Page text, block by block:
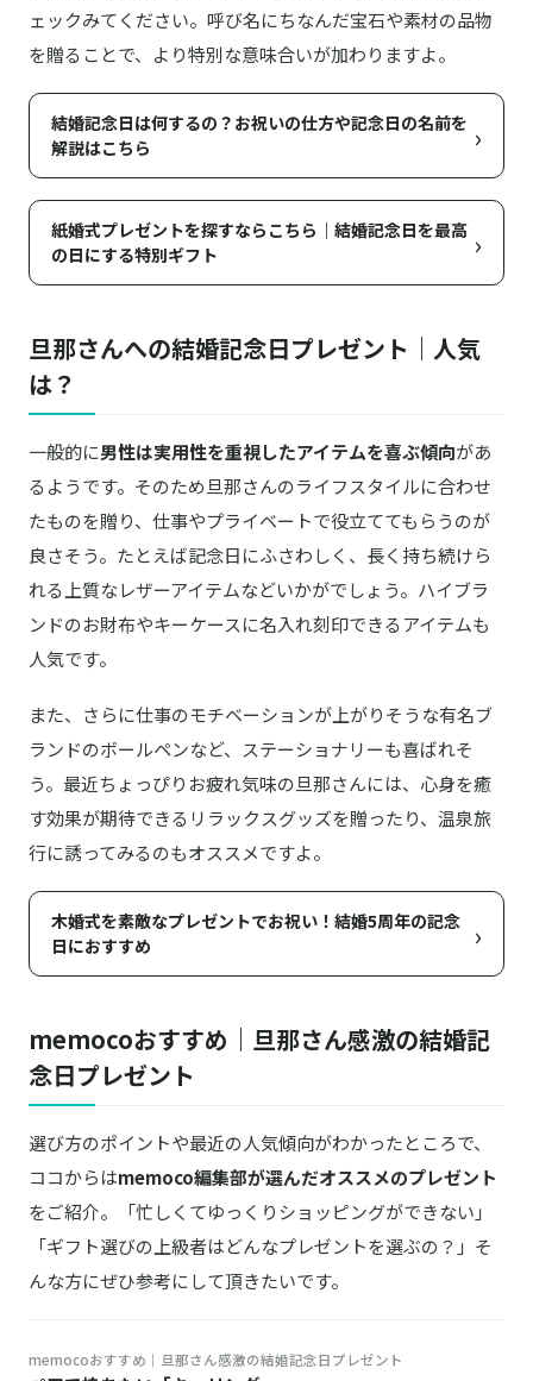
ェックみてください。呼び名にちなんだ宝石や素材の品物
を贈ることで、より特別な意味合いが加わりますよ。
結婚記念日は何するの？お祝いの仕方や記念日の名前を
解説はこちら
›
紙婚式プレゼントを探すならこちら｜結婚記念日を最高
の日にする特別ギフト
›
旦那さんへの結婚記念日プレゼント｜人気
は？
一般的に男性は実用性を重視したアイテムを喜ぶ傾向があ
るようです。そのため旦那さんのライフスタイルに合わせ
たものを贈り、仕事やプライベートで役立ててもらうのが
良さそう。たとえば記念日にふさわしく、長く持ち続けら
れる上質なレザーアイテムなどいかがでしょう。ハイブラ
ンドのお財布やキーケースに名入れ刻印できるアイテムも
人気です。
また、さらに仕事のモチベーションが上がりそうな有名ブ
ランドのボールペンなど、ステーショナリーも喜ばれそ
う。最近ちょっぴりお疲れ気味の旦那さんには、心身を癒
す効果が期待できるリラックスグッズを贈ったり、温泉旅
行に誘ってみるのもオススメですよ。
木婚式を素敵なプレゼントでお祝い！結婚5周年の記念
日におすすめ
›
memocoおすすめ｜旦那さん感激の結婚記
念日プレゼント
選び方のポイントや最近の人気傾向がわかったところで、
ココからはmemoco編集部が選んだオススメのプレゼント
をご紹介。「忙しくてゆっくりショッピングができない」
「ギフト選びの上級者はどんなプレゼントを選ぶの？」そ
んな方にぜひ参考にして頂きたいです。
memocoおすすめ｜旦那さん感激の結婚記念日プレゼント